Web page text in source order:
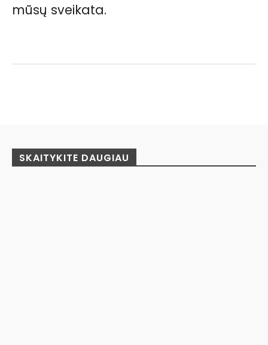
mūsų sveikata.
SKAITYKITE DAUGIAU